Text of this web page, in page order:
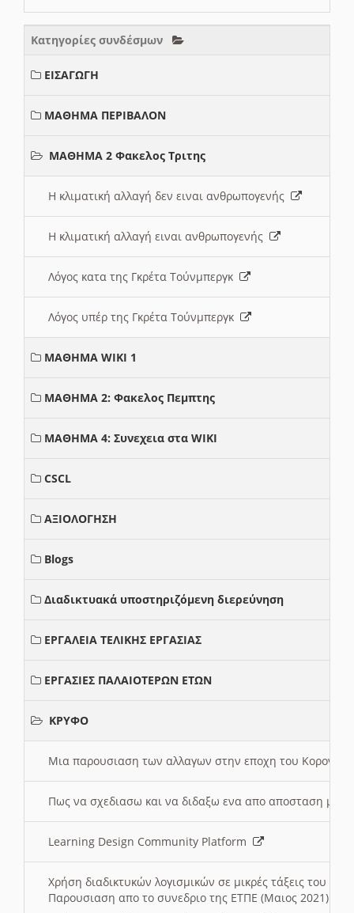
Κατηγορίες συνδέσμων
ΕΙΣΑΓΩΓΗ
ΜΑΘΗΜΑ ΠΕΡΙΒΑΛΟΝ
ΜΑΘΗΜΑ 2 Φακελος Τριτης
Η κλιματική αλλαγή δεν ειναι ανθρωπογενής
Η κλιματική αλλαγή ειναι ανθρωπογενής
Λόγος κατα της Γκρέτα Τούνμπεργκ
Λόγος υπέρ της Γκρέτα Τούνμπεργκ
ΜΑΘΗΜΑ WIKI 1
ΜΑΘΗΜΑ 2: Φακελος Πεμπτης
ΜΑΘΗΜΑ 4: Συνεχεια στα WIKI
CSCL
ΑΞΙΟΛΟΓΗΣΗ
Blogs
Διαδικτυακά υποστηριζόμενη διερεύνηση
ΕΡΓΑΛΕΙΑ ΤΕΛΙΚΗΣ ΕΡΓΑΣΙΑΣ
ΕΡΓΑΣΙΕΣ ΠΑΛΑΙΟΤΕΡΩΝ ΕΤΩΝ
ΚΡΥΦΟ
Μια παρουσιαση των αλλαγων στην εποχη του
Πως να σχεδιασω και να διδαξω ενα απο αποσταση
Learning Design Community Platform
Χρήση διαδικτυκών λογισμικών σε μικρές τάξεις του
Παρουσιαση απο το συνεδριο της ΕΤΠΕ (Μαιος 2021)